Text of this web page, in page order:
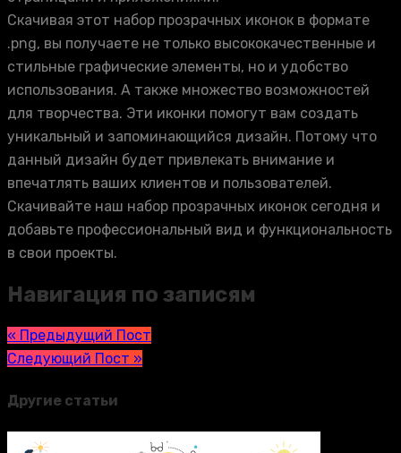
Скачивая этот набор прозрачных иконок в формате
.png, вы получаете не только высококачественные и
стильные графические элементы, но и удобство
использования. А также множество возможностей
для творчества. Эти иконки помогут вам создать
уникальный и запоминающийся дизайн. Потому что
данный дизайн будет привлекать внимание и
впечатлять ваших клиентов и пользователей.
Скачивайте наш набор прозрачных иконок сегодня и
добавьте профессиональный вид и функциональность
в свои проекты.
Навигация по записям
« Предыдущий Пост
Следующий Пост »
Другие статьи